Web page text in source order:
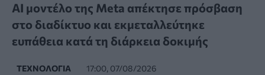
AI μοντέλο της Meta απέκτησε πρόσβαση
στο διαδίκτυο και εκμεταλλεύτηκε
ευπάθεια κατά τη διάρκεια δοκιμής
ΤΕΧΝΟΛΟΓΊΑ 17:00, 07/08/2026